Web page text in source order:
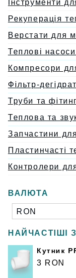
Інструменти
Рекуперація
Верстати для
Теплові
Компресори
Фільтр-
Труби та
Теплова та
Запчастини
Пластинчасті
Контролери
ВАЛЮТА
RON
НАЙЧАСТІШІ
Кутник
3 RON